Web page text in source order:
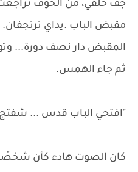
جفّ حلقي، من الخوف
مقبض الباب .يداي ترتجفان.
المقبض دار نصف دورة...
ثم جاء الهمس.
"افتحي الباب قدس ... شفتج
كان الصوت هادء كأن